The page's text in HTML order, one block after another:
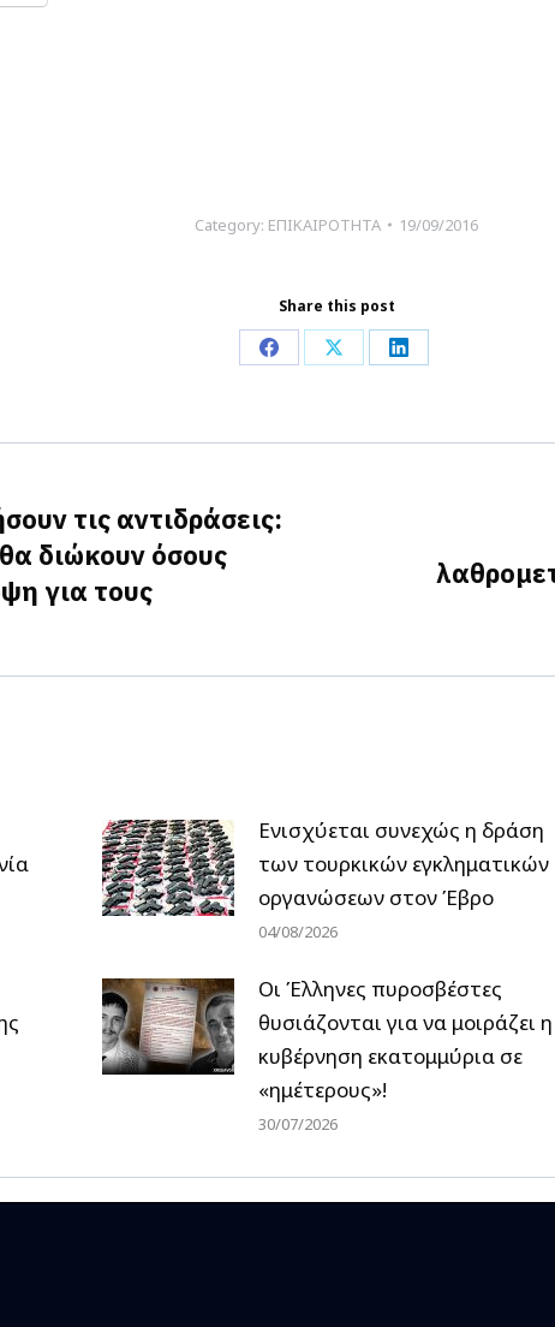
Category: ΕΠΙΚΑΙΡΟΤΗΤΑ 19/09/2016
Share this post
Share
Facebook
Share
X
Share
LinkedIn
τις αντιδράσεις:
διώκουν όσους
για τους
Ενισχύεται συνεχώς η δράση
των τουρκικών εγκληματικών
οργανώσεων στον Έβρο
04/08/2026
Οι Έλληνες πυροσβέστες
θυσιάζονται για να μοιράζει η
κυβέρνηση εκατομμύρια σε
«ημέτερους»!
30/07/2026